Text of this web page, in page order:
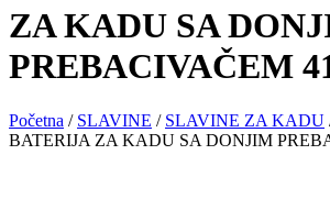
ZA KADU SA
PREBACIVAČEM
Početna / SLAVINE / SLAVINE ZA KADU
BATERIJA ZA KADU SA DONJIM